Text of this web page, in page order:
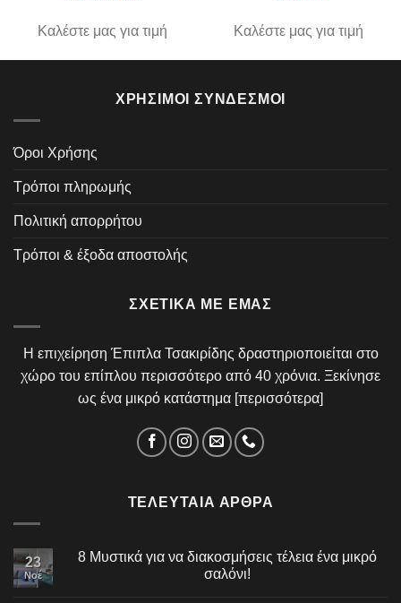
Καλέστε μας για τιμή Καλέστε μας για τιμή
ΧΡΉΣΙΜΟΙ ΣΎΝΔΕΣΜΟΙ
Όροι Χρήσης
Τρόποι πληρωμής
Πολιτική απορρήτου
Τρόποι & έξοδα αποστολής
ΣΧΕΤΙΚΆ ΜΕ ΕΜΆΣ
Η επιχείρηση Έπιπλα Τσακιρίδης δραστηριοποιείται στο
χώρο του επίπλου περισσότερο από 40 χρόνια. Ξεκίνησε
ως ένα μικρό κατάστημα [περισσότερα]
ΤΕΛΕΥΤΑΊΑ ΆΡΘΡΑ
23
Νοέ
8 Μυστικά για να διακοσμήσεις τέλεια ένα μικρό
σαλόνι!